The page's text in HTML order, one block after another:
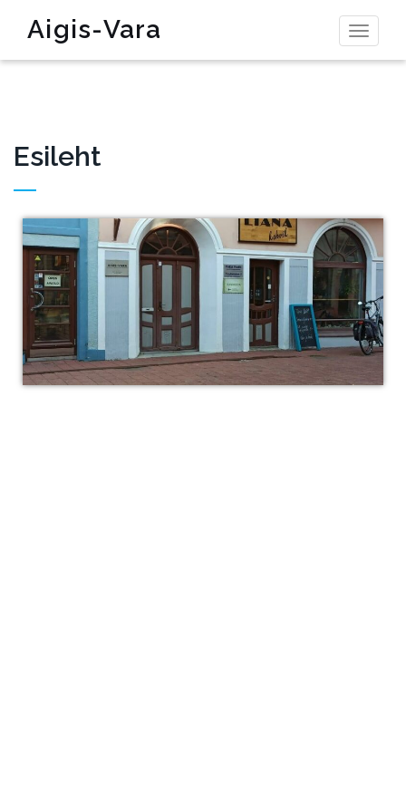
Toggle
Aigis-Vara
Esileht